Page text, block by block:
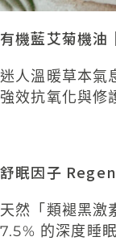
有機藍艾菊機油
迷人溫暖草本氣
強效抗氧化與修
舒眠因子
天然「類褪黑激
7.5% 的深度睡